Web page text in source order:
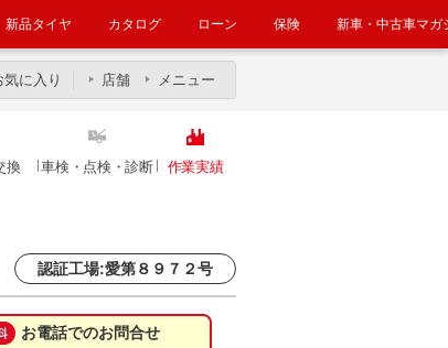
新品タイヤ カタログ ローン 保険 新車・中古車マガ
気に入り 店舗 メニュー
換 車検・点検・診断 作業実績
認証工場:愛第８９７２号
お電話でのお問合せ